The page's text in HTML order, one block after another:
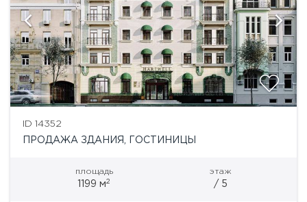
ID 14352
ПРОДАЖА ЗДАНИЯ, ГОСТИНИЦЫ
площадь
1199 м2
этаж
/ 5